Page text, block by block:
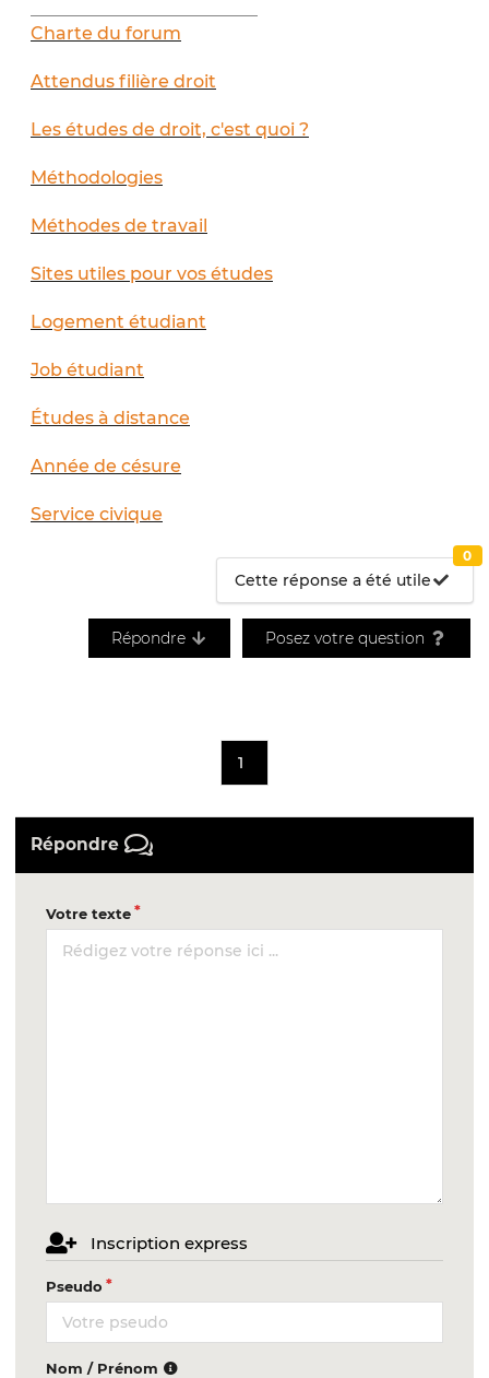
Charte du forum
Attendus filière droit
Les études de droit, c'est quoi ?
Méthodologies
Méthodes de travail
Sites utiles pour vos études
Logement étudiant
Job étudiant
Études à distance
Année de césure
Service civique
Cette réponse a été utile
0
Répondre Posez votre question
1
Répondre
Votre texte
Inscription express
Pseudo
Nom / Prénom